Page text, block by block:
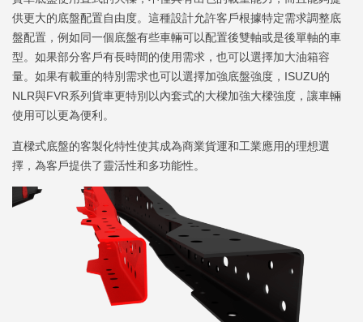
供更大的底盤配置自由度。這種設計允許客戶根據特定需求調整底
盤配置，例如同一個底盤有些車輛可以配置後雙軸或是後單軸的車
型。如果部分客戶有長時間的使用需求，也可以選擇加大油箱容
量。如果有載重的特別需求也可以選擇加強底盤強度，ISUZU的
NLR與FVR系列貨車更特別以內套式的大樑加強大樑強度，讓車輛
使用可以更為便利。
直樑式底盤的客製化特性使其成為商業貨運和工業應用的理想選
擇，為客戶提供了靈活性和多功能性。